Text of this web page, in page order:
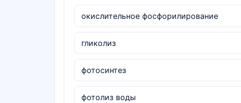
окислительное фосфорилирование
гликолиз
фотосинтез
фотолиз воды